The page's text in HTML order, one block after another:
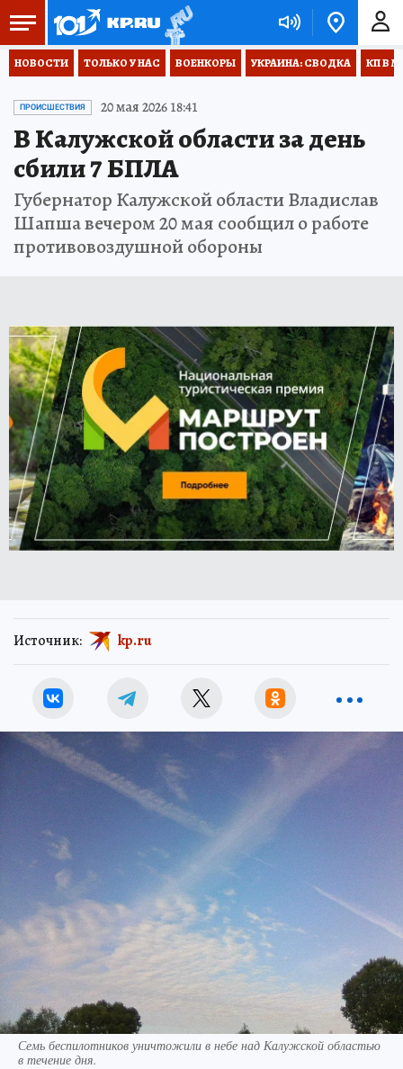
НОВОСТИ ТОЛЬКО У НАС ВОЕНКОРЫ УКРАИНА: СВОДКА КП В
ПРОИСШЕСТВИЯ 20 мая 2026 18:41
В Калужской области за день
сбили 7 БПЛА
Губернатор Калужской области Владислав
Шапша вечером 20 мая сообщил о работе
противовоздушной обороны
Источник: kp.ru
Семь беспилотников уничтожили в небе над Калужской областью
в течение дня.